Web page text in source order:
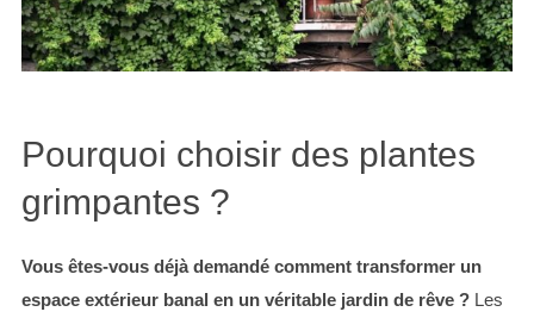
Pourquoi choisir des plantes
grimpantes ?
Vous êtes-vous déjà demandé comment transformer un
espace extérieur banal en un véritable jardin de rêve ?Les